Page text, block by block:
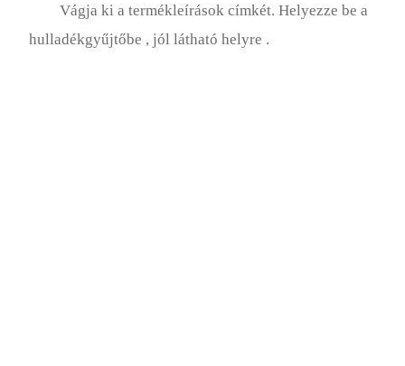
Vágja ki a termékleírások címkét. Helyezze be a
hulladékgyűjtőbe , jól látható helyre .